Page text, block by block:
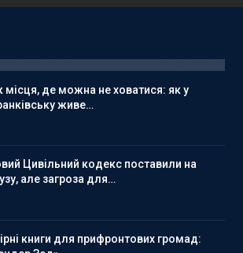
місця, де можна не ховатися: як у
живе…
Цивільний кодекс поставили на
але загроза для…
книги для прифронтових громад: